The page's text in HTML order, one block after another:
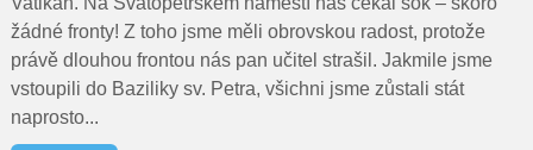
žádné fronty! Z toho jsme měli obrovskou radost, protože
právě dlouhou frontou nás pan učitel strašil. Jakmile jsme
vstoupili do Baziliky sv. Petra, všichni jsme zůstali stát
naprosto...